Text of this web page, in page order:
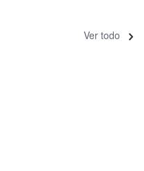
Ver todo